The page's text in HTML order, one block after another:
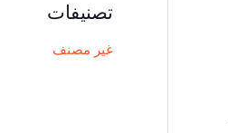
تصنيفات
غير مصنف